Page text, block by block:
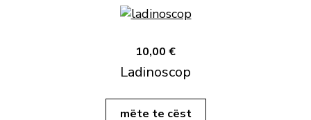
10,00 €
Ladinoscop
mëte te cëst